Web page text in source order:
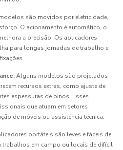
são movidos por eletricidade,
O acionamento é automático, o
a precisão. Os aplicadores
para longas jornadas de trabalho e
Alguns modelos são projetados
recursos extras, como ajuste de
espessuras de pinos. Esses
que atuam em setores
de móveis ou assistência técnica.
portáteis são leves e fáceis de
em campo ou locais de difícil